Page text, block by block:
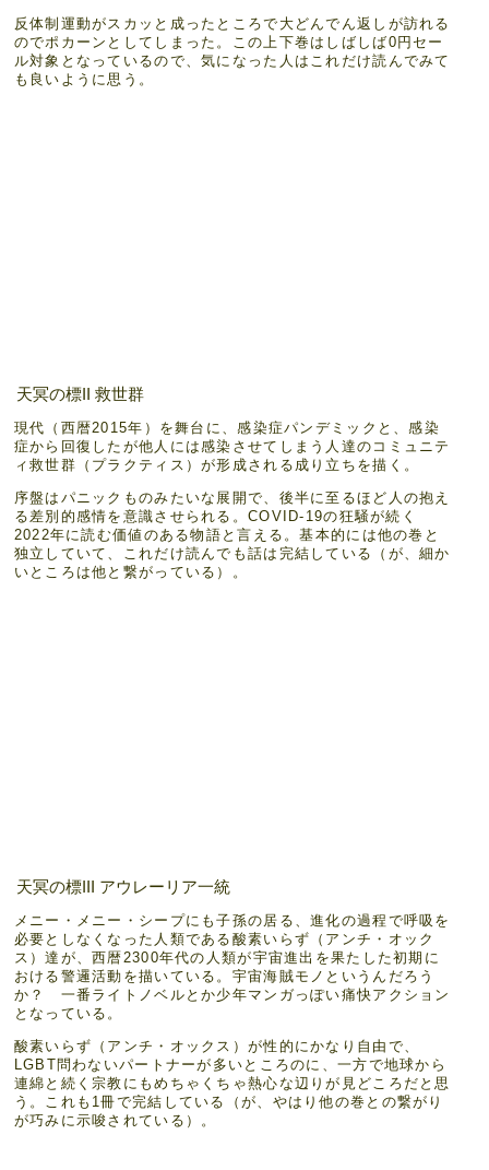
反体制運動がスカッと成ったところで大どんでん返しが訪れる
のでポカーンとしてしまった。この上下巻はしばしば0円セー
ル対象となっているので、気になった人はこれだけ読んでみて
も良いように思う。
天冥の標II 救世群
現代（西暦2015年）を舞台に、感染症パンデミックと、感染
症から回復したが他人には感染させてしまう人達のコミュニテ
ィ救世群（プラクティス）が形成される成り立ちを描く。
序盤はパニックものみたいな展開で、後半に至るほど人の抱え
る差別的感情を意識させられる。COVID-19の狂騒が続く
2022年に読む価値のある物語と言える。基本的には他の巻と
独立していて、これだけ読んでも話は完結している（が、細か
いところは他と繋がっている）。
天冥の標III アウレーリア一統
メニー・メニー・シープにも子孫の居る、進化の過程で呼吸を
必要としなくなった人類である酸素いらず（アンチ・オック
ス）達が、西暦2300年代の人類が宇宙進出を果たした初期に
おける警邏活動を描いている。宇宙海賊モノというんだろう
か？ 一番ライトノベルとか少年マンガっぽい痛快アクション
となっている。
酸素いらず（アンチ・オックス）が性的にかなり自由で、
LGBT問わないパートナーが多いところのに、一方で地球から
連綿と続く宗教にもめちゃくちゃ熱心な辺りが見どころだと思
う。これも1冊で完結している（が、やはり他の巻との繋がり
が巧みに示唆されている）。